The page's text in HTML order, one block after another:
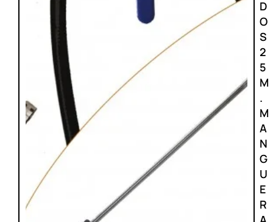
D
O
S
2
5
M
.
M
A
N
G
U
E
R